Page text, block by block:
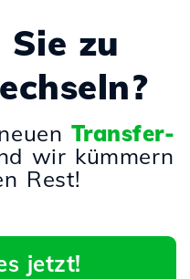
Sie zu
Transfer-
wir kümmern
Rest!
jetzt!